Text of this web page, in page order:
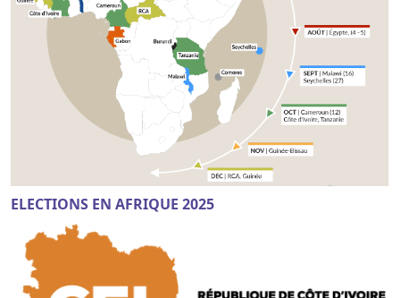
ELECTIONS EN AFRIQUE 2025